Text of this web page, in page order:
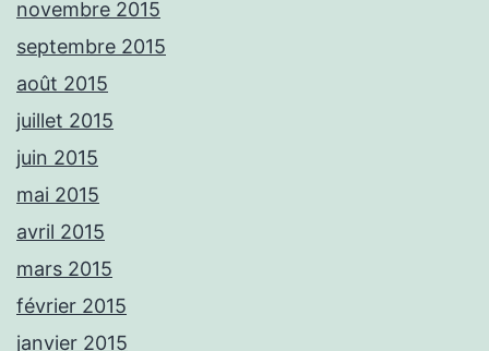
novembre 2015
septembre 2015
août 2015
juillet 2015
juin 2015
mai 2015
avril 2015
mars 2015
février 2015
janvier 2015